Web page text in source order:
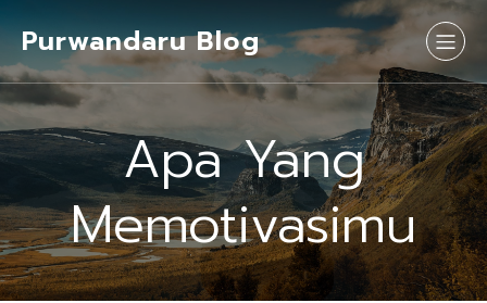
Purwandaru Blog
Apa Yang
Memotivasimu